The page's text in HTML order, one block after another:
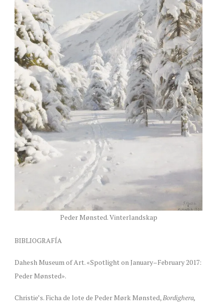
Peder Mønsted. Vinterlandskap
BIBLIOGRAFÍA
Dahesh Museum of Art. «Spotlight on January–February 2017:
Peder Mønsted».
Christie’s. Ficha de lote de Peder Mørk Mønsted,Bordighera,